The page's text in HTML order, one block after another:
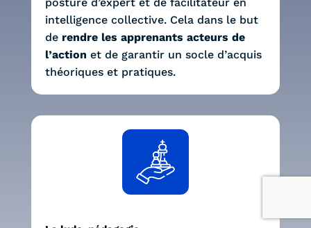
posture d’expert et de facilitateur en
intelligence collective. Cela dans le but
de rendre les apprenants acteurs de
l’action et de garantir un socle d’acquis
théoriques et pratiques.